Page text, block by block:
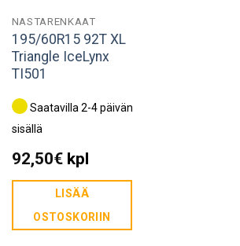
NASTARENKAAT
195/60R15 92T XL
Triangle IceLynx
TI501
Saatavilla 2-4 päivän
sisällä
92,50€kpl
LISÄÄ
OSTOSKORIIN